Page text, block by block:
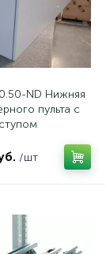
ND Нижняя
пульта с
/шт